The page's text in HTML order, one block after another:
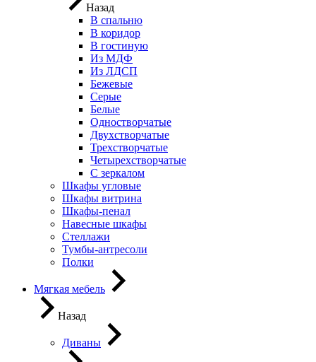
Назад
В спальню
В коридор
В гостиную
Из МДФ
Из ЛДСП
Бежевые
Серые
Белые
Одностворчатые
Двухстворчатые
Трехстворчатые
Четырехстворчатые
С зеркалом
Шкафы угловые
Шкафы витрина
Шкафы-пенал
Навесные шкафы
Стеллажи
Тумбы-антресоли
Полки
Мягкая мебель
Назад
Диваны